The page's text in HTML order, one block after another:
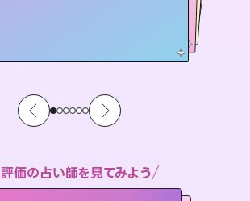
価の占い師を見てみよう